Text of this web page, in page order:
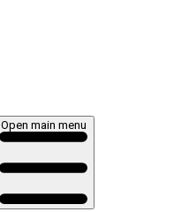
Open main menu